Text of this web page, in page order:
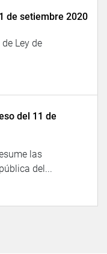
de setiembre 2020
Ley de
del 11 de
las
del...